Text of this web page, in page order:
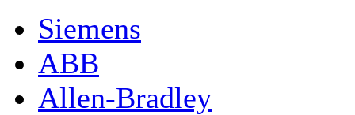
Siemens
ABB
Allen-Bradley